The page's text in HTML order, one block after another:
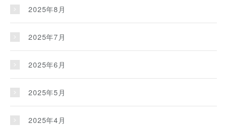
2025年8月
2025年7月
2025年6月
2025年5月
2025年4月